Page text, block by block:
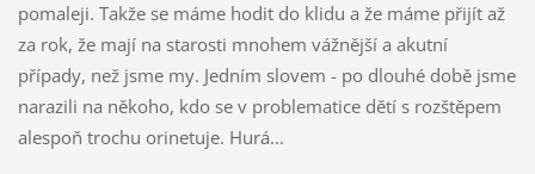
pomaleji. Takže se máme hodit do klidu a že máme přijít až
za rok, že mají na starosti mnohem vážnější a akutní
případy, než jsme my. Jedním slovem - po dlouhé době jsme
narazili na někoho, kdo se v problematice dětí s rozštěpem
alespoň trochu orinetuje. Hurá...